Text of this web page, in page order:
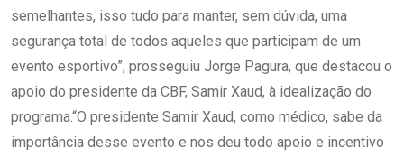
semelhantes, isso tudo para manter, sem dúvida, uma
segurança total de todos aqueles que participam de um
evento esportivo”, prosseguiu Jorge Pagura, que destacou o
apoio do presidente da CBF, Samir Xaud, à idealização do
programa.“O presidente Samir Xaud, como médico, sabe da
importância desse evento e nos deu todo apoio e incentivo